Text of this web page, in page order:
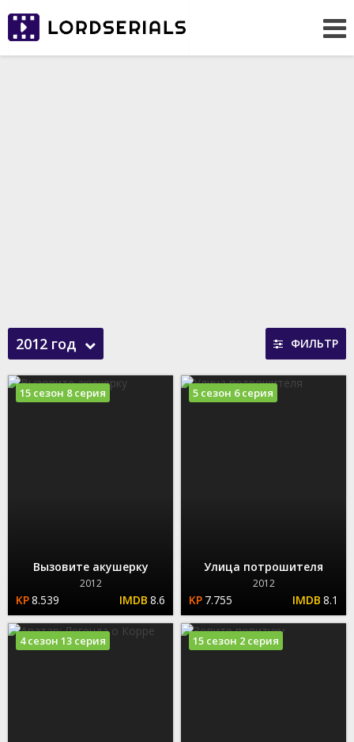
2012 год ФИЛЬТР
Вызовите акушерку
2012
8.539 8.6
15 сезон 8 серия
Улица потрошителя
2012
7.755 8.1
5 сезон 6 серия
4 сезон 13 серия 15 сезон 2 серия